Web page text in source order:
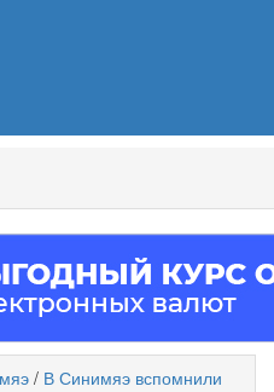
/ В Синимяэ вспомнили